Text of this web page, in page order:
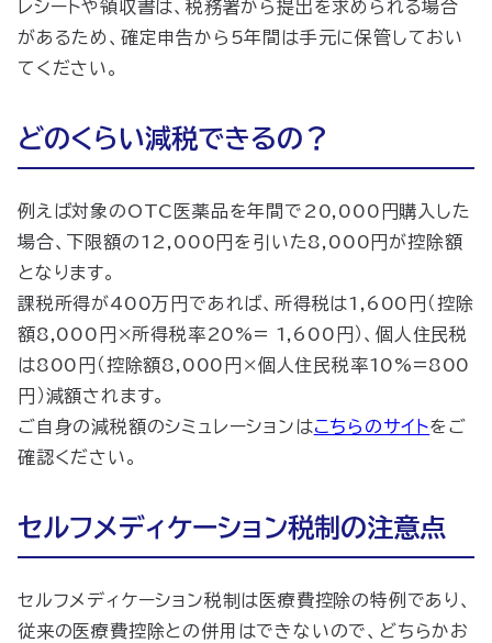
レシートや領収書は、税務署から提出を求められる場合
があるため、確定申告から5年間は手元に保管しておい
てください。
どのくらい減税できるの？
例えば対象のOTC医薬品を年間で20,000円購入した
場合、下限額の12,000円を引いた8,000円が控除額
となります。
課税所得が400万円であれば、所得税は1,600円（控除
額8,000円×所得税率20%= 1,600円）、個人住民税
は800円（控除額8,000円×個人住民税率10%=800
円）減額されます。
ご自身の減税額のシミュレーションはこちらのサイトをご
確認ください。
セルフメディケーション税制の注意点
セルフメディケーション税制は医療費控除の特例であり、
従来の医療費控除との併用はできないので、どちらかお